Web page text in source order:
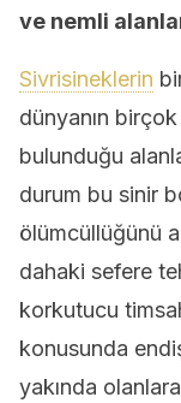
ve nemli
Sivrisineklerin
dünyanın
bulunduğu
durum bu sinir
ölümcüllüğünü
dahaki sefere
korkutucu
konusunda
yakında olanlara